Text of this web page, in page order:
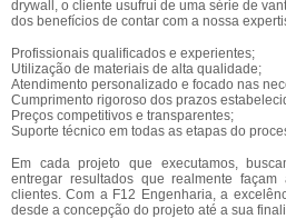
drywall, o cliente usufrui de uma série de
dos benefícios de contar com a nossa
Profissionais qualificados e experientes;
Utilização de materiais de alta qualidade;
Atendimento personalizado e focado nas
Cumprimento rigoroso dos prazos
Preços competitivos e transparentes;
Suporte técnico em todas as etapas do
Em cada projeto que executamos,
entregar resultados que realmente
clientes. Com a F12 Engenharia, a
desde a concepção do projeto até a sua